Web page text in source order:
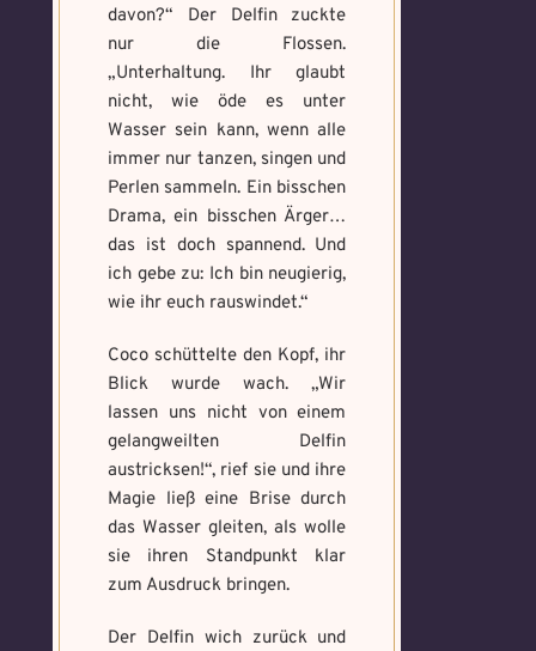
davon?“ Der Delfin zuckte
nur die Flossen.
„Unterhaltung. Ihr glaubt
nicht, wie öde es unter
Wasser sein kann, wenn alle
immer nur tanzen, singen und
Perlen sammeln. Ein bisschen
Drama, ein bisschen Ärger…
das ist doch spannend. Und
ich gebe zu: Ich bin neugierig,
wie ihr euch rauswindet.“
Coco schüttelte den Kopf, ihr
Blick wurde wach. „Wir
lassen uns nicht von einem
gelangweilten Delfin
austricksen!“, rief sie und ihre
Magie ließ eine Brise durch
das Wasser gleiten, als wolle
sie ihren Standpunkt klar
zum Ausdruck bringen.
Der Delfin wich zurück und